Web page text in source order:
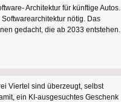
Architektur für künftige Autos.
nötig. Das
gedacht, die ab 2033 entstehen.
Viertel sind überzeugt, selbst
ein KI-ausgesuchtes Geschenk